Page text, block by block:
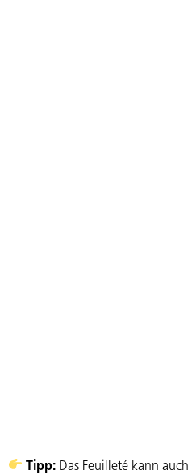
Tipp: Das Feuilleté kann